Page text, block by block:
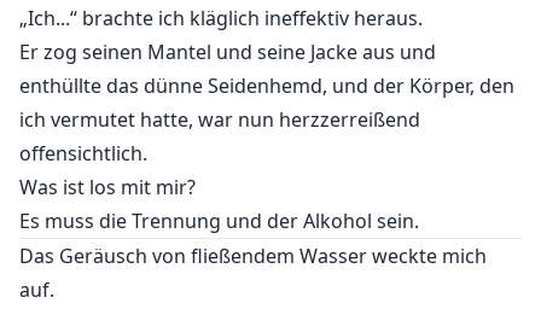
„Ich...“ brachte ich kläglich ineffektiv heraus.
Er zog seinen Mantel und seine Jacke aus und
enthüllte das dünne Seidenhemd, und der Körper, den
ich vermutet hatte, war nun herzzerreißend
offensichtlich.
Was ist los mit mir?
Es muss die Trennung und der Alkohol sein.
Das Geräusch von fließendem Wasser weckte mich
auf.